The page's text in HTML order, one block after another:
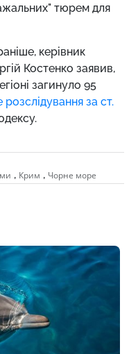
тюрем для
керівник
Костенко заявив,
загинуло 95
за ст.
, Крим , Чорне море